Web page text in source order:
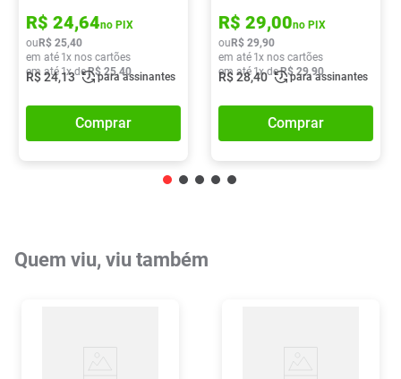
R$ 24,64no PIX
ou R$ 25,40
em até 1x nos cartões
em até 1x deR$ 25,40
R$24,13 para assinantes
Comprar
R$ 29,00no PIX
ou R$ 29,90
em até 1x nos cartões
em até 1x deR$ 29,90
R$28,40 para assinantes
Comprar
Quem viu, viu também